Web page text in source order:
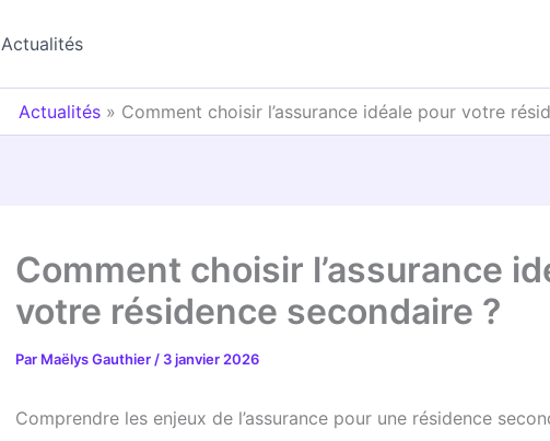
Actualités
Actualités » Comment choisir l’assurance idéale pour votre
Comment choisir l’assurance
votre résidence secondaire ?
Par Maëlys Gauthier / 3 janvier 2026
Comprendre les enjeux de l’assurance pour une résidence